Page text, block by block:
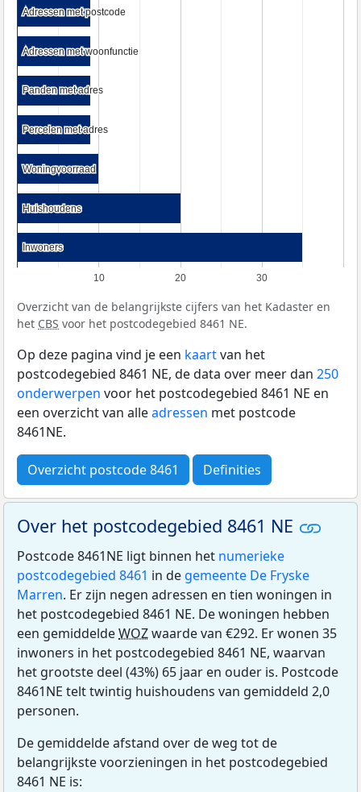
10 20 30
Adressen met postcode
Adressen met postcode
Adressen met woonfunctie
Adressen met woonfunctie
Panden met adres
Panden met adres
Percelen met adres
Percelen met adres
Woningvoorraad
Woningvoorraad
Huishoudens
Huishoudens
Inwoners
Inwoners
Overzicht van de belangrijkste cijfers van het Kadaster en
het CBS voor het postcodegebied 8461 NE.
Op deze pagina vind je een kaartvan het
postcodegebied 8461 NE, de data over meer dan 250
onderwerpen voor het postcodegebied 8461 NE en
een overzicht van alleadressen met postcode
8461NE.
Overzicht postcode 8461 Definities
Over het postcodegebied 8461 NE
Postcode 8461NE ligt binnen het numerieke
postcodegebied 8461 in de gemeente De Fryske
Marren. Er zijn negen adressen en tien woningen in
het postcodegebied 8461 NE. De woningen hebben
een gemiddeldeWOZwaarde van €292. Er wonen 35
inwoners in het postcodegebied 8461 NE, waarvan
het grootste deel (43%) 65 jaar en ouder is. Postcode
8461NE telt twintig huishoudens van gemiddeld 2,0
personen.
De gemiddelde afstand over de weg tot de
belangrijkste voorzieningen in het postcodegebied
8461 NE is: